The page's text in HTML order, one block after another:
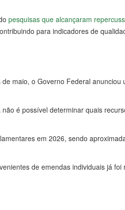
pesquisas que alcançaram
para indicadores de
maio, o Governo Federal
é possível determinar quais
em 2026, sendo
de emendas individuais já foi